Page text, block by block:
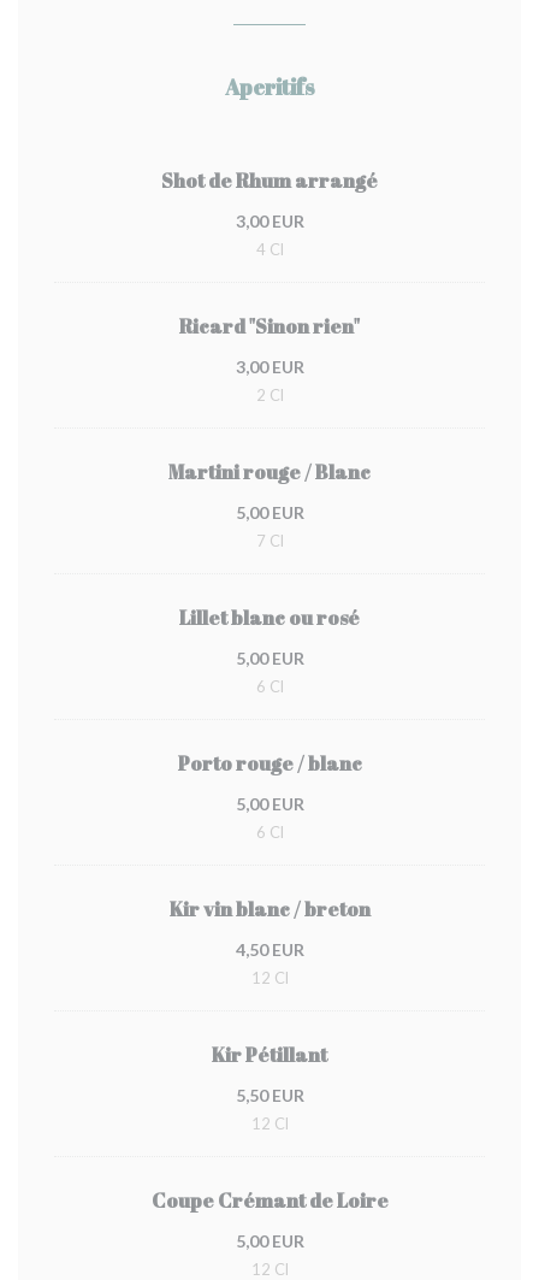
Aperitifs
Shot de Rhum arrangé
3,00 EUR
4 Cl
Ricard "Sinon rien"
3,00 EUR
2 Cl
Martini rouge / Blanc
5,00 EUR
7 Cl
Lillet blanc ou rosé
5,00 EUR
6 Cl
Porto rouge / blanc
5,00 EUR
6 Cl
Kir vin blanc / breton
4,50 EUR
12 Cl
Kir Pétillant
5,50 EUR
12 Cl
Coupe Crémant de Loire
5,00 EUR
12 Cl